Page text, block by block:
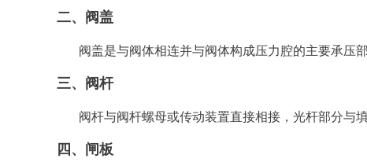
二、阀盖
阀盖是与阀体相连并与阀体构成压力腔的主要承压
三、阀杆
阀杆与阀杆螺母或传动装置直接相接，光杆部分与
四、闸板